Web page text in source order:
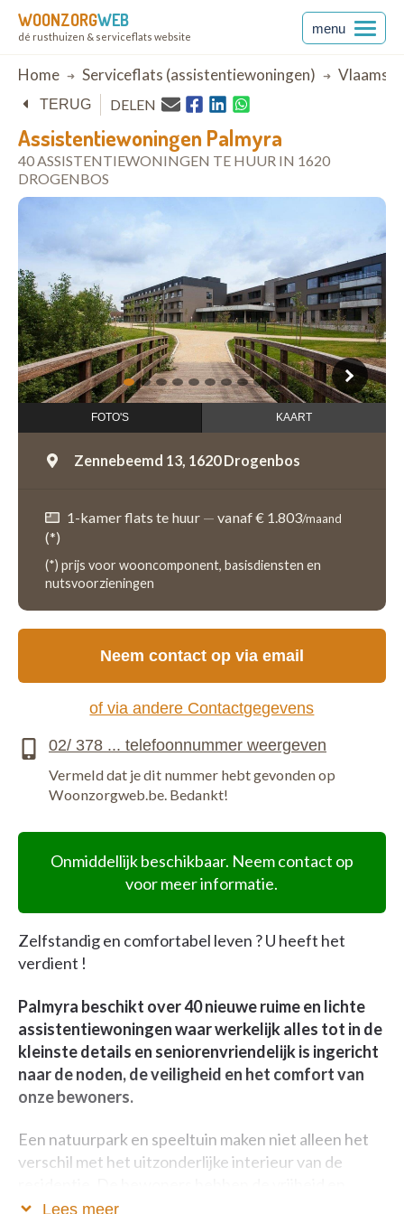
WOONZORGWEB
dé rusthuizen & serviceflats website
menu
Breadcrumb
Home Serviceflats (assistentiewoningen) Vlaams-
Assistentiewoningen Palmyra
40 ASSISTENTIEWONINGEN TE HUUR IN 1620
DROGENBOS
TERUG DELEN
1 2 3 4 5 6 7 8 9 10
open in Google Maps
FOTO'S KAART
Zennebeemd 13, 1620 Drogenbos
1-kamer flats te huur — vanaf € 1.803/maand
(*)
(*) prijs voor wooncomponent, basisdiensten en
nutsvoorzieningen
Onmiddellijk beschikbaar. Neem contact op
voor meer informatie.
Zelfstandig en comfortabel leven ? U heeft het
verdient !
Palmyra beschikt over 40 nieuwe ruime en lichte
assistentiewoningen waar werkelijk alles tot in de
kleinste details en seniorenvriendelijk is ingericht
naar de noden, de veiligheid en het comfort van
onze bewoners.
Een natuurpark en speeltuin maken niet alleen het
verschil met het uitzonderlijke interieur van de
zelfstandigheid zich volledig te ontplooien in een
Lees meer
Neem contact op via email
of via andere Contactgegevens
Vermeld dat je dit nummer hebt gevonden op
Woonzorgweb.be. Bedankt!